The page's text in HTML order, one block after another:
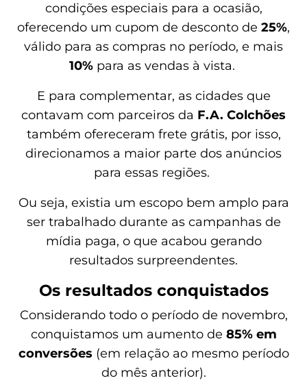
condições especiais para a ocasião,
oferecendo um cupom de desconto de 25%,
válido para as compras no período, e mais
10%para as vendas à vista.
E para complementar, as cidades que
contavam com parceiros da F.A. Colchões
também ofereceram frete grátis, por isso,
direcionamos a maior parte dos anúncios
para essas regiões.
Ou seja, existia um escopo bem amplo para
ser trabalhado durante as campanhas de
mídia paga, o que acabou gerando
resultados surpreendentes.
Os resultados conquistados
Considerando todo o período de novembro,
conquistamos um aumento de 85% em
conversões (em relação ao mesmo período
do mês anterior).